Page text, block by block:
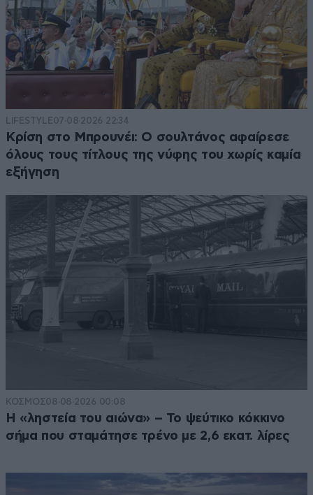
LIFESTYLE07·08·2026 22:34
Κρίση στο Μπρουνέι: Ο σουλτάνος αφαίρεσε
όλους τους τίτλους της νύφης του χωρίς καμία
εξήγηση
ΚΟΣΜΟΣ08·08·2026 00:08
Η «ληστεία του αιώνα» – Το ψεύτικο κόκκινο
σήμα που σταμάτησε τρένο με 2,6 εκατ. λίρες